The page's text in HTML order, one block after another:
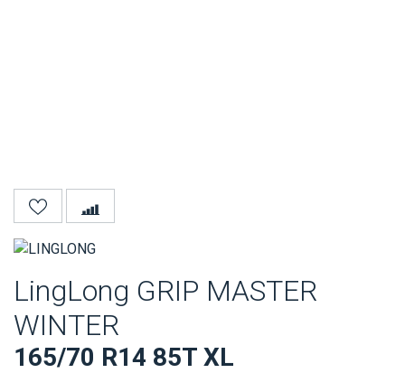
LingLong GRIP MASTER
WINTER
165/70 R14 85T XL